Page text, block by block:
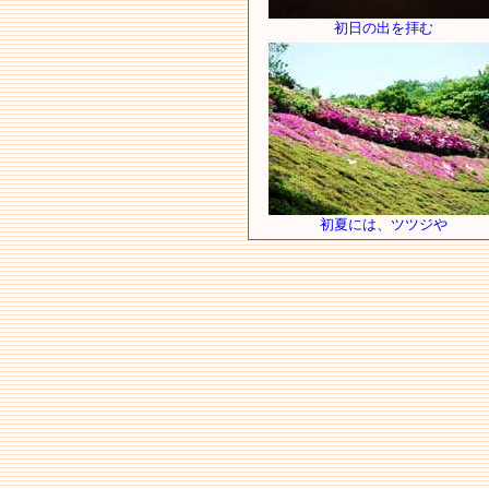
初日の出を拝む
初夏には、ツツジや